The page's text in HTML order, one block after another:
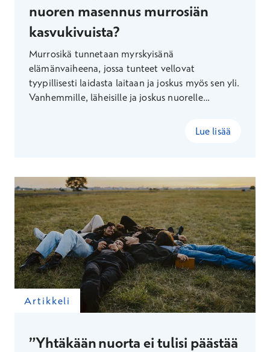
nuoren masennus murrosiän
kasvukivuista?
Murrosikä tunnetaan myrskyisänä
elämänvaiheena, jossa tunteet vellovat
tyypillisesti laidasta laitaan ja joskus myös sen yli.
Vanhemmille, läheisille ja joskus nuorelle
kyse on murrosikään kuuluvasta kuohunnasta ja
Lue lisää
Artikkeli
”Yhtäkään nuorta ei tulisi päästää